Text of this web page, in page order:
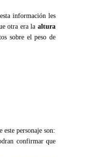
información les
otra era laaltura
sobre el peso de
personaje son:
confirmar que